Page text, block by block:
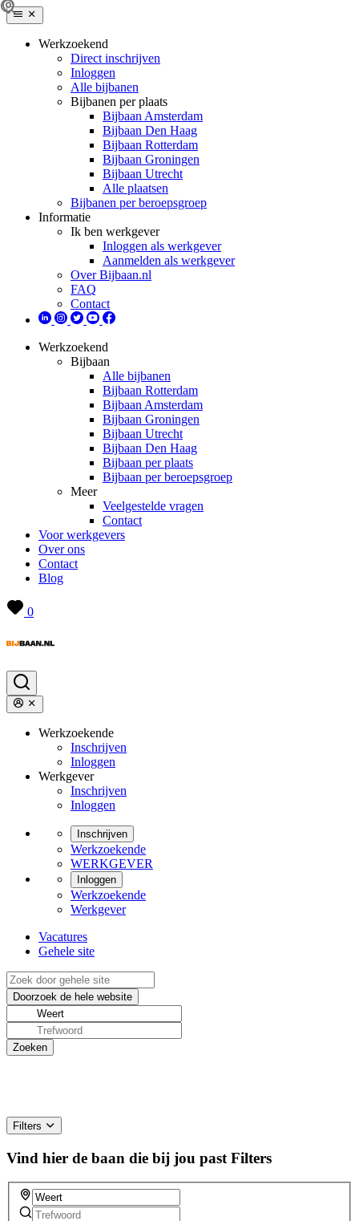
Werkzoekend
Direct inschrijven
Inloggen
Alle bijbanen
Bijbanen per plaats
Bijbaan Amsterdam
Bijbaan Den Haag
Bijbaan Rotterdam
Bijbaan Groningen
Bijbaan Utrecht
Alle plaatsen
Bijbanen per beroepsgroep
Informatie
Ik ben werkgever
Inloggen als werkgever
Aanmelden als werkgever
Over Bijbaan.nl
FAQ
Contact
Werkzoekend
Bijbaan
Alle bijbanen
Bijbaan Rotterdam
Bijbaan Amsterdam
Bijbaan Groningen
Bijbaan Utrecht
Bijbaan Den Haag
Bijbaan per plaats
Bijbaan per beroepsgroep
Meer
Veelgestelde vragen
Contact
Voor werkgevers
Over ons
Contact
Blog
0
Werkzoekende
Inschrijven
Inloggen
Werkgever
Inschrijven
Inloggen
Inschrijven
Werkzoekende
WERKGEVER
Inloggen
Werkzoekende
Werkgever
Vacatures
Gehele site
Filters
Vind hier de baan die bij jou past Filters